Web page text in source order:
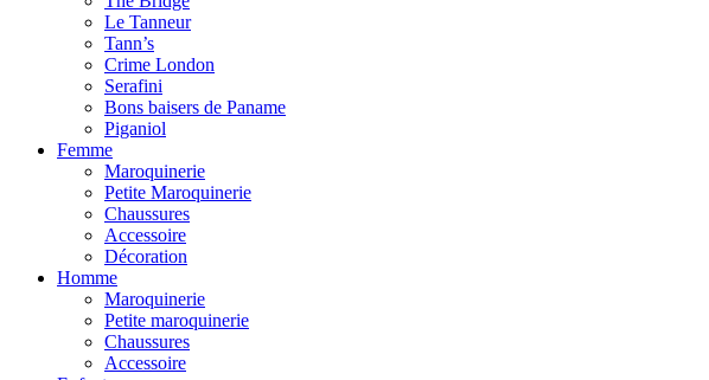
Le Tanneur
Tann’s
Crime London
Serafini
Bons baisers de Paname
Piganiol
Femme
Maroquinerie
Petite Maroquinerie
Chaussures
Accessoire
Décoration
Homme
Maroquinerie
Petite maroquinerie
Chaussures
Accessoire